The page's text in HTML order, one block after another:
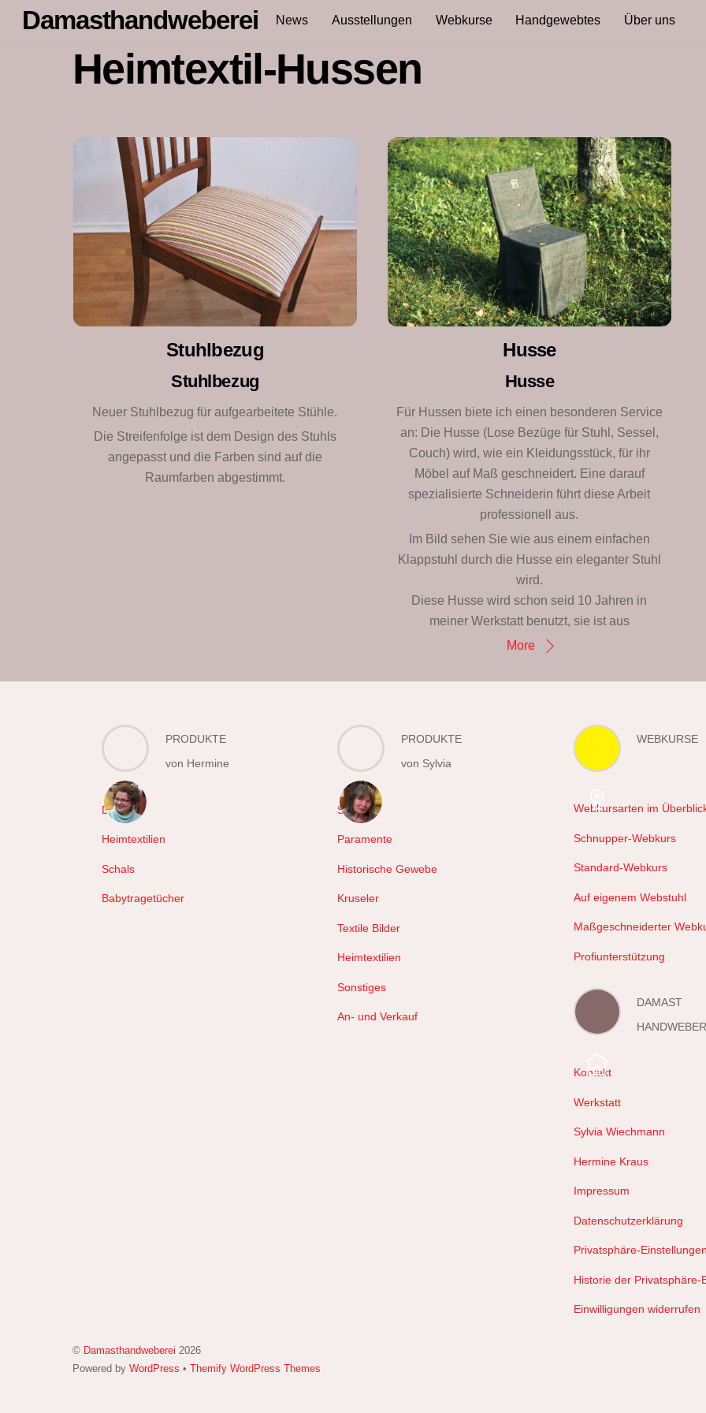
SkipDamasthandweberei News Ausstellungen Webkurse Handgewebtes Über uns
Heimtextil-Hussen
Stuhlbezug
Stuhlbezug
Neuer Stuhlbezug für aufgearbeitete Stühle.
Die Streifenfolge ist dem Design des Stuhls
angepasst und die Farben sind auf die
Raumfarben abgestimmt.
Husse
Husse
Für Hussen biete ich einen besonderen Service
an: Die Husse (Lose Bezüge für Stuhl, Sessel,
Couch) wird, wie ein Kleidungsstück, für ihr
Möbel auf Maß geschneidert. Eine darauf
spezialisierte Schneiderin führt diese Arbeit
professionell aus.
Im Bild sehen Sie wie aus einem einfachen
Klappstuhl durch die Husse ein eleganter Stuhl
wird.
Diese Husse wird schon seid 10 Jahren in
meiner Werkstatt benutzt, sie ist aus
More
PRODUKTE
von Hermine
Decken
Heimtextilien
Schals
Babytragetücher
PRODUKTE
von Sylvia
Schals
Paramente
Historische Gewebe
Kruseler
Textile Bilder
Heimtextilien
Sonstiges
An- und Verkauf
WEBKURSE
Webkursarten im
Schnupper-Webkurs
Standard-Webkurs
Auf eigenem Webstuhl
Maßgeschneiderter
Profiunterstützung
DAMAST
Kontakt
Werkstatt
Sylvia Wiechmann
Hermine Kraus
Impressum
Datenschutzerklärung
Privatsphäre-
Historie der Privatsphäre-
Einwilligungen widerrufen
© Damasthandweberei 2026
Powered by WordPress • Themify WordPress Themes